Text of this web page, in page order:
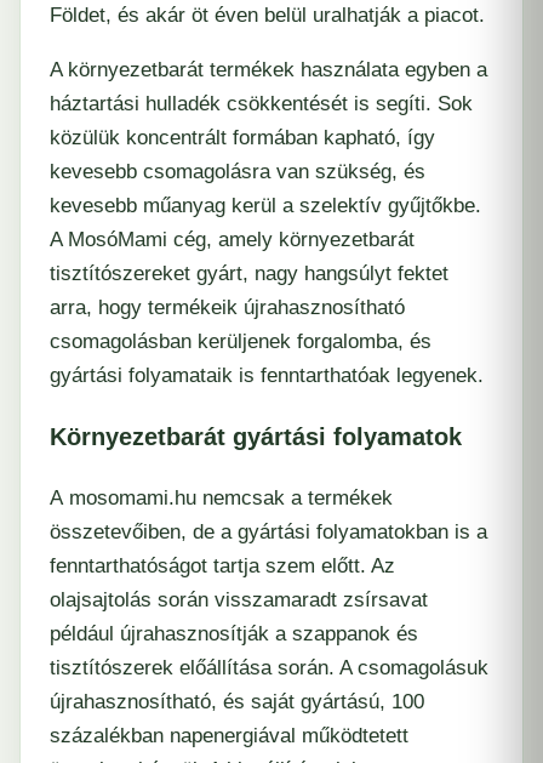
Földet, és akár öt éven belül uralhatják a piacot.
A környezetbarát termékek használata egyben a
háztartási hulladék csökkentését is segíti. Sok
közülük koncentrált formában kapható, így
kevesebb csomagolásra van szükség, és
kevesebb műanyag kerül a szelektív gyűjtőkbe.
A MosóMami cég, amely környezetbarát
tisztítószereket gyárt, nagy hangsúlyt fektet
arra, hogy termékeik újrahasznosítható
csomagolásban kerüljenek forgalomba, és
gyártási folyamataik is fenntarthatóak legyenek.
Környezetbarát gyártási folyamatok
A mosomami.hu nemcsak a termékek
összetevőiben, de a gyártási folyamatokban is a
fenntarthatóságot tartja szem előtt. Az
olajsajtolás során visszamaradt zsírsavat
például újrahasznosítják a szappanok és
tisztítószerek előállítása során. A csomagolásuk
újrahasznosítható, és saját gyártású, 100
százalékban napenergiával működtetett